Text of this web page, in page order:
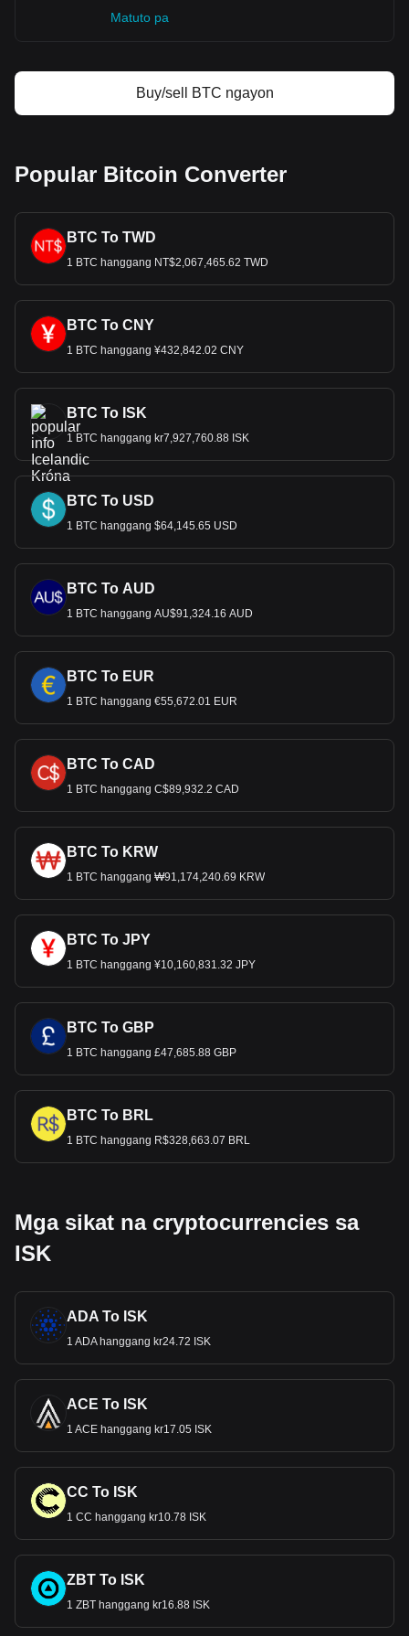
Matuto pa
Buy/sell BTC ngayon
Popular Bitcoin Converter
BTC To TWD
1 BTC hanggang NT$2,067,465.62 TWD
BTC To CNY
1 BTC hanggang ¥432,842.02 CNY
BTC To ISK
1 BTC hanggang kr7,927,760.88 ISK
BTC To USD
1 BTC hanggang $64,145.65 USD
BTC To AUD
1 BTC hanggang AU$91,324.16 AUD
BTC To EUR
1 BTC hanggang €55,672.01 EUR
BTC To CAD
1 BTC hanggang C$89,932.2 CAD
BTC To KRW
1 BTC hanggang ₩91,174,240.69 KRW
BTC To JPY
1 BTC hanggang ¥10,160,831.32 JPY
BTC To GBP
1 BTC hanggang £47,685.88 GBP
BTC To BRL
1 BTC hanggang R$328,663.07 BRL
Mga sikat na cryptocurrencies sa
ISK
ADA To ISK
1 ADA hanggang kr24.72 ISK
ACE To ISK
1 ACE hanggang kr17.05 ISK
CC To ISK
1 CC hanggang kr10.78 ISK
ZBT To ISK
1 ZBT hanggang kr16.88 ISK